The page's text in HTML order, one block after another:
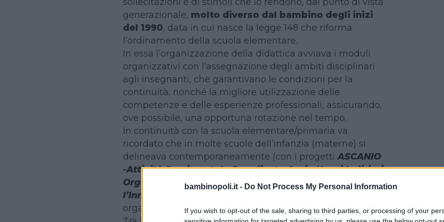
bambinopoli.it - Do Not Process My Personal Information
If you wish to opt-out of the sale, sharing to third parties, or processing of your
generazionale, molto diverso dal bambino degli inizi
del 1990, data in cui nasce la legge 148 che riforma
l’ordinamento della scuola elementare.
In essa l’organizzazione della didattica avviava i moduli
organizzativi con l’assegnazione degli ambiti disciplinari
agli insegnanti, che garantivano le condizioni per la
continuità, nonché la migliore utilizzazione delle
competenze e delle esperienze professionali, assicurando,
ove possibile, una opportuna rotazione nel tempo.
In continuità con la scuola elementare/primaria va
ricordato che in molte scuole dell’infanzia (materne) si
delineava contemporaneamente (con i progetti ASCANIO
-Attività Sperimentale Coordinata Avvio Nuovi Indirizzi
Organizzativi
ALICE – Autonomia: un Laboratorio per
l’Innovazione dei Contesti Educativi
organizzativo coerente con il cambiamento culturale.